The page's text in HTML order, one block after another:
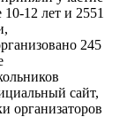
12 лет и 2551
245
сайт,
организаторов